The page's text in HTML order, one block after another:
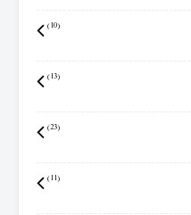
(10)
(13)
(23)
(11)